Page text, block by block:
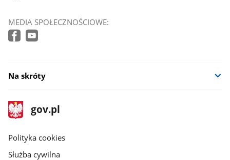
MEDIA SPOŁECZNOŚCIOWE:
Na skróty
stopka
gov.pl
Strona
gov.pl
gov.pl
Polityka cookies
Służba cywilna